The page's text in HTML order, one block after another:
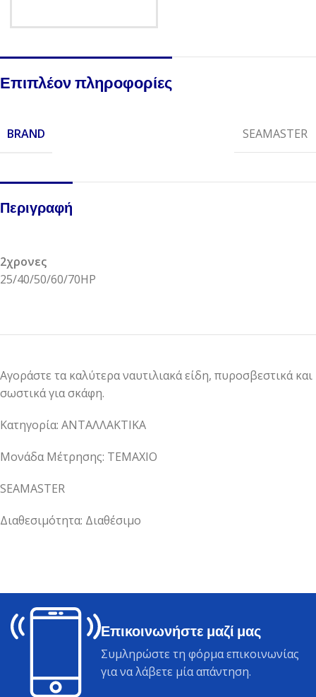
Επιπλέον πληροφορίες
BRAND SEAMASTER
Περιγραφή
2χρονες
25/40/50/60/70HP
Αγοράστε τα καλύτερα ναυτιλιακά είδη, πυροσβεστικά και
σωστικά για σκάφη.
Κατηγορία: ΑΝΤΑΛΛΑΚΤΙΚΑ
Μονάδα Μέτρησης: ΤΕΜΑΧΙΟ
SEAMASTER
Διαθεσιμότητα: Διαθέσιμο
Επικοινωνήστε μαζί μας
Συμληρώστε τη φόρμα επικοινωνίας
για να λάβετε μία απάντηση.